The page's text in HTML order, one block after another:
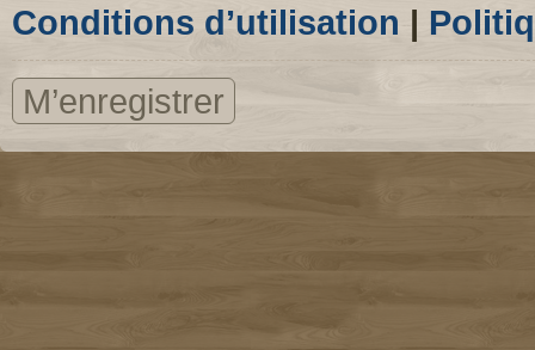
Conditions d’utilisation |
M’enregistrer